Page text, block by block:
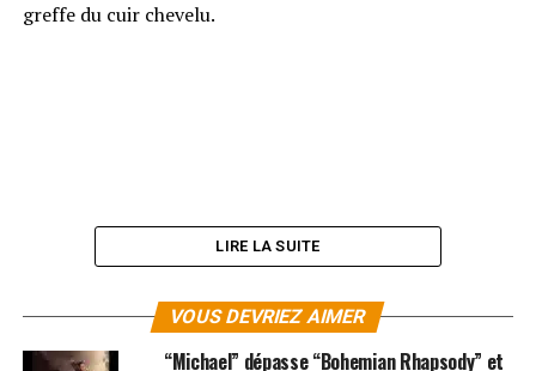
greffe du cuir chevelu.
LIRE LA SUITE
VOUS DEVRIEZ AIMER
“Michael” dépasse “Bohemian Rhapsody” et